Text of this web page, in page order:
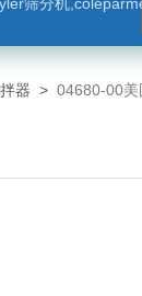
器 > 04680-00美